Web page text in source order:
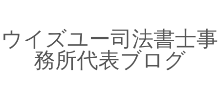
ウイズユー司法書士事
務所代表ブログ